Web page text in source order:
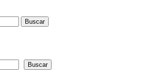
Buscar